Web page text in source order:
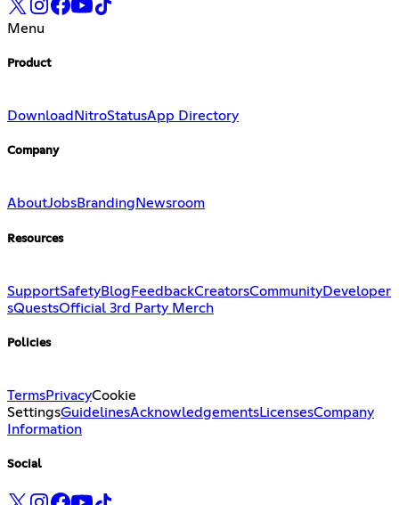
Menu
Product
Download NitroStatusApp Directory
Company
AboutJobsBranding Newsroom
Resources
SupportSafetyBlog FeedbackCreatorsCommunityDeveloper
sQuestsOfficial 3rd Party Merch
Policies
TermsPrivacyCookie
SettingsGuidelinesAcknowledgementsLicensesCompany
Information
Social